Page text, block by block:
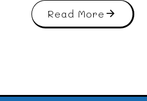
Read More